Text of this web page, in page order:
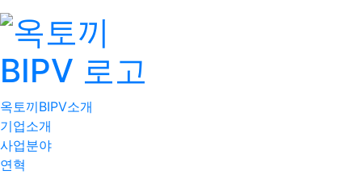
옥토끼BIPV소개
기업소개
사업분야
연혁